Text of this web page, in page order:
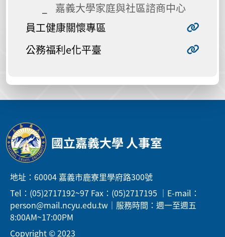
嘉義大學家庭與社區諮商中心
員工健康關懷專區
公務福利e化平臺
國立嘉義大學 人事室
地址：60004 嘉義市鹿寮里學府路300號
Tel：(05)2717192~97 Fax：(05)2717195 ｜E-mail：
person@mail.ncyu.edu.tw｜服務時間：週一至週五
8:00AM~17:00PM
Copyright © 2023